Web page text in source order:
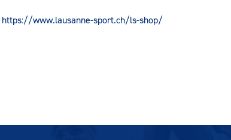
https://www.lausanne-sport.ch/ls-shop/